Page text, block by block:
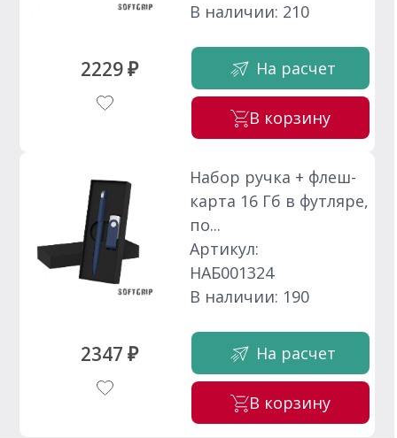
2229 ₽
В наличии: 210
На расчет
В корзину
2347 ₽
Набор ручка + флеш-
карта 16 Гб в футляре,
по...
Артикул:
НАБ001324
В наличии: 190
На расчет
В корзину